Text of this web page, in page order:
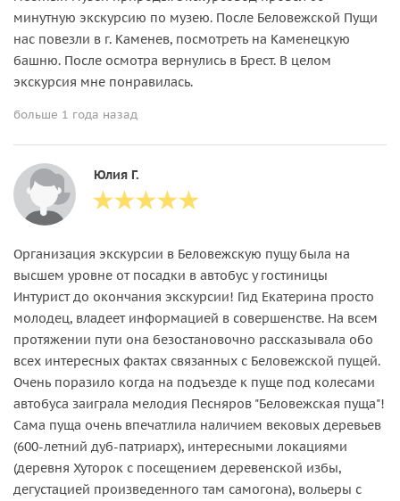
минутную экскурсию по музею. После Беловежской Пущи
нас повезли в г. Каменев, посмотреть на Каменецкую
башню. После осмотра вернулись в Брест. В целом
экскурсия мне понравилась.
больше 1 года назад
Юлия Г.
Организация экскурсии в Беловежскую пущу была на
высшем уровне от посадки в автобус у гостиницы
Интурист до окончания экскурсии! Гид Екатерина просто
молодец, владеет информацией в совершенстве. На всем
протяжении пути она безостановочно рассказывала обо
всех интересных фактах связанных с Беловежской пущей.
Очень поразило когда на подъезде к пуще под колесами
автобуса заиграла мелодия Песняров "Беловежская пуща"!
Сама пуща очень впечатлила наличием вековых деревьев
(600-летний дуб-патриарх), интересными локациями
(деревня Хуторок с посещением деревенской избы,
дегустацией произведенного там самогона), вольеры с